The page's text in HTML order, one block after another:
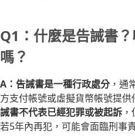
Q1：什麼是告誡書
嗎？
A：告誡書是一種行政處分，通
方支付帳號或虛擬貨幣帳號提供
誡書不代表已經犯罪或被起訴
若5年內再犯，可能會面臨刑事